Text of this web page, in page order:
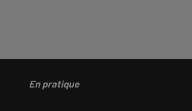
En pratique